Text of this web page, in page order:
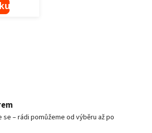
se – rádi pomůžeme od výběru až po